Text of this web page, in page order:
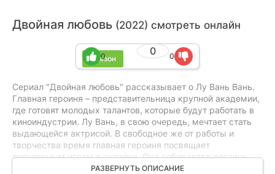
Двойная любовь (2022) смотреть онлайн
1 сезон
0
0 0
Сериал "Двойная любовь" рассказывает о Лу Вань Вань.
Главная героиня – представительница крупной академии,
где готовят молодых талантов, которые будут работать в
киноиндустрии. Лу Вань, в свою очередь, мечтает стать
выдающейся актрисой. В свободное же от работы и
творчества время главная героиня посвящает
популярным играм в онлайне. Она собирается достичь
больших успехов в своем увлечении. На кону стоит "Кубок
РАЗВЕРНУТЬ ОПИСАНИЕ